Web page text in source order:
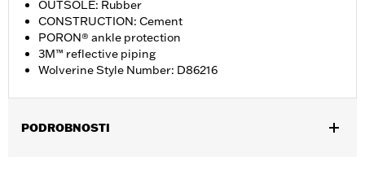
OUTSOLE: Rubber
CONSTRUCTION: Cement
PORON® ankle protection
3M™ reflective piping
Wolverine Style Number: D86216
PODROBNOSTI